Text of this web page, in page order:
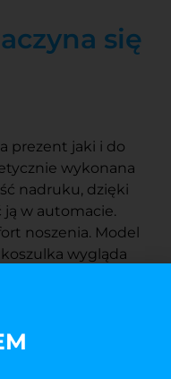
się
prezent jaki i do
wykonana
nadruku, dzięki
ją w automacie.
noszenia. Model
wygląda